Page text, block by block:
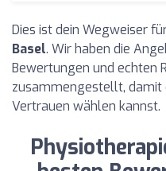
Dies ist dein Wegweiser
Basel. Wir haben die
Bewertungen und echten
zusammengestellt, damit
Vertrauen wählen kannst.